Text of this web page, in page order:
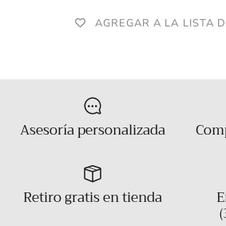
AGREGAR A LA LISTA
Asesoría personalizada
Retiro gratis en tienda